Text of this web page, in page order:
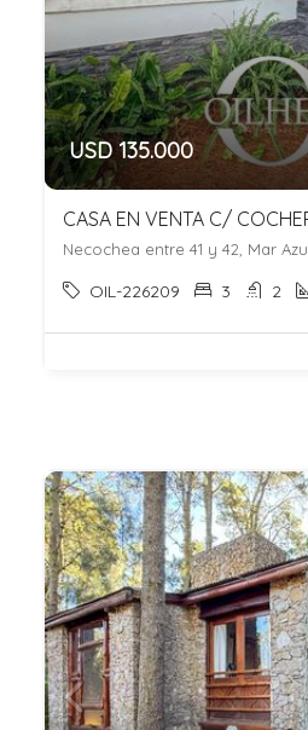
USD 135.000
CASA EN VENTA C/
Necochea entre 41 y 42, Mar
OIL-226209 3 2